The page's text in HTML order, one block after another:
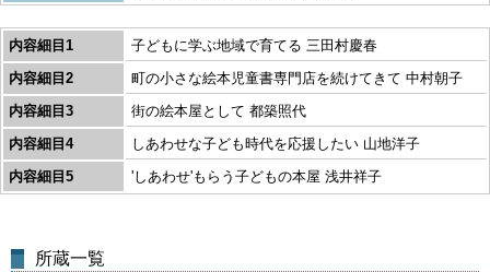
内容細目1
子どもに学ぶ地域で育てる 三田村慶春
内容細目2
町の小さな絵本児童書専門店を続けてきて 中村朝子
内容細目3
街の絵本屋として 都築照代
内容細目4
しあわせな子ども時代を応援したい 山地洋子
内容細目5
'しあわせ'もらう子どもの本屋 浅井祥子
所蔵一覧